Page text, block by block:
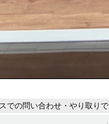
での問い合わせ・やり取りで